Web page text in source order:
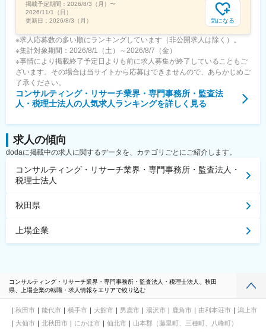
掲載予定期間： 2026/8/3（月） 〜
2026/11/1（日）
更新日： 2026/8/3（月） 気になる
※求人応募数の多い順にランキングしています（非公開求人は除く）。
※集計対象期間：2026/8/1（土）～2026/8/7（金）
※事情により掲載終了予定日よりも前に求人募集が終了していることもご
ざいます。その場合は当サイトから応募はできませんので、あらかじめご
了承ください。
コンサルティング・リサーチ業界・専門事務所・監査法
人・税理士法人の人気求人ランキングを詳しく見る
求人の傾向
dodaに掲載中の求人に関するデータを、カテゴリごとにご紹介します。
コンサルティング・リサーチ業界・専門事務所・監査法人・
税理士法人
秋田県
上場企業
コンサルティング・リサーチ業界・専門事務所・監査法人・税理士法人、秋田
県、上場企業の転職・求人情報をエリアで絞り込む
秋田市 能代市 横手市 大館市 男鹿市 湯沢市 鹿角市 由利本荘市
潟上市
大仙市
北秋田市 にかほ市 仙北市
山本郡（藤里町、三種町、八峰町）